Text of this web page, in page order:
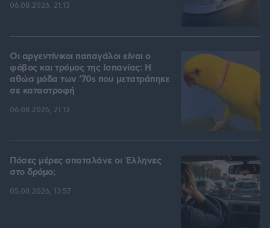
06.08.2026, 21:13
Οι αργεντίνικοι παπαγάλοι είναι ο
φόβος και τρόμος της Ισπανίας: Η
αθώα μόδα των '70s που μετατράπηκε
σε καταστροφή
06.08.2026, 21:13
Πόσες μέρες σπαταλάνε οι Έλληνες
στο δρόμο;
05.08.2026, 13:57